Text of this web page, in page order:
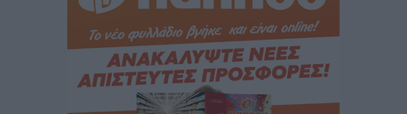
Το εκλογικό ρολόι του Μαξίμου χτυπά τέλη Μαΐου του
Τοπικές Ειδήσεις πριν 2 ώρες
ΦΟΔΣΑ Νοτίου Αιγαίου: «Δεν ζητάμε ασυλία – ζητάμε